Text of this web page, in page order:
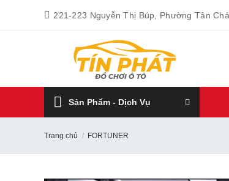
221-223 Nguyễn Thị Búp, Phường Tân
Sản Phẩm - Dịch Vụ
Trang chủ / FORTUNER